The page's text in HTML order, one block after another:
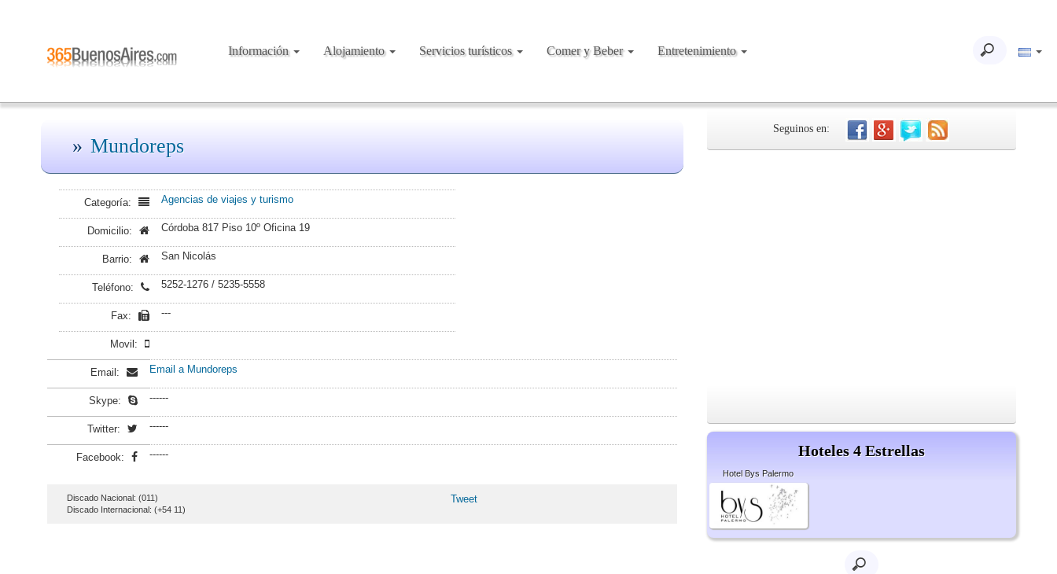
Información Alojamiento Servicios turísticos Comer y Beber Entretenimiento
Mundoreps
Categoría: Agencias de viajes y turismo
Domicilio: Córdoba 817 Piso 10º Oficina 19
Barrio: San Nicolás
Teléfono: 5252-1276 / 5235-5558
Fax: ---
Movil:
Email: Email a Mundoreps
Skype: ------
Twitter: ------
Facebook: ------
Discado Nacional: (011)
Discado Internacional: (+54 11)
Tweet
Seguinos en:
Hoteles 4 Estrellas
Hotel Bys Palermo